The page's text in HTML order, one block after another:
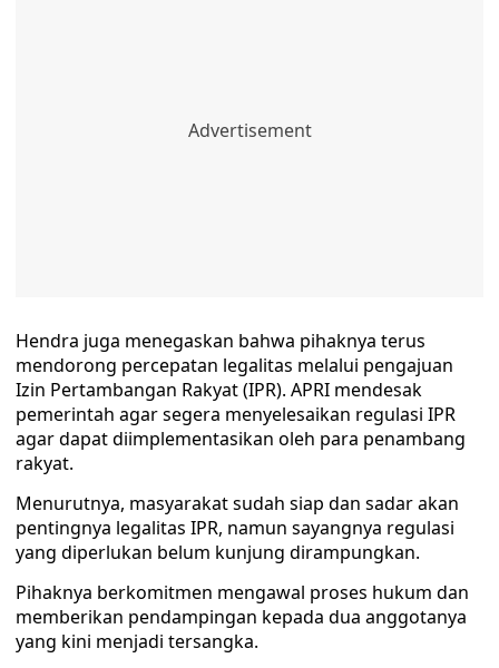
Hendra juga menegaskan bahwa pihaknya terus
mendorong percepatan legalitas melalui pengajuan
Izin Pertambangan Rakyat (IPR). APRI mendesak
pemerintah agar segera menyelesaikan regulasi IPR
agar dapat diimplementasikan oleh para penambang
rakyat.
Menurutnya, masyarakat sudah siap dan sadar akan
pentingnya legalitas IPR, namun sayangnya regulasi
yang diperlukan belum kunjung dirampungkan.
Pihaknya berkomitmen mengawal proses hukum dan
memberikan pendampingan kepada dua anggotanya
yang kini menjadi tersangka.